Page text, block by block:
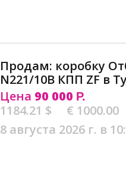
Продам: коробку
N221/10В КПП ZF в
Цена 90 000 Р.
1184.21 $
€ 1000.00
8 августа 2026 г. в